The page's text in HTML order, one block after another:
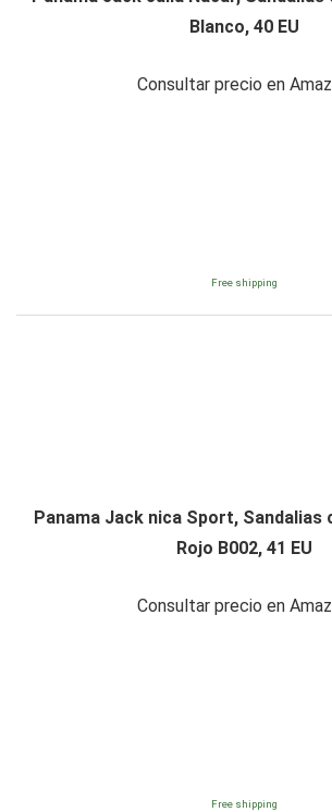
Blanco, 40 EU
Consultar precio en
Free shipping
Panama Jack nica Sport, Sandalias
Rojo B002, 41 EU
Consultar precio en
Free shipping